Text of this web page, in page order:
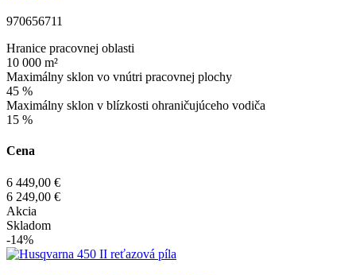
970656711
Hranice pracovnej oblasti
10 000 m²
Maximálny sklon vo vnútri pracovnej plochy
45 %
Maximálny sklon v blízkosti ohraničujúceho vodiča
15 %
Cena
6 449,00 €
6 249,00 €
Akcia
Skladom
-14%